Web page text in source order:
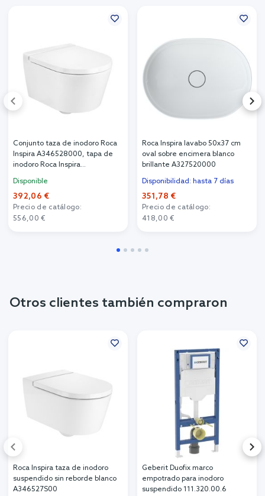
Conjunto taza de inodoro Roca
Inspira A346528000, tapa de
inodoro Roca Inspira
Disponible
392,06 €
Precio de catálogo:
556,00 €
Roca Inspira lavabo 50x37 cm
oval sobre encimera blanco
brillante A327520000
Disponibilidad: hasta 7 días
351,78 €
Precio de catálogo:
418,00 €
Otros clientes también compraron
Roca Inspira taza de inodoro
suspendido sin reborde blanco
A346527S00
Geberit Duofix marco
empotrado para inodoro
suspendido 111.320.00.6